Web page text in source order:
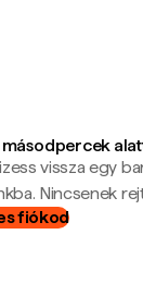
vissza egy
Nincsenek
fiókod